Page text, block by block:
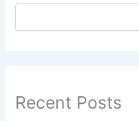
Recent Posts